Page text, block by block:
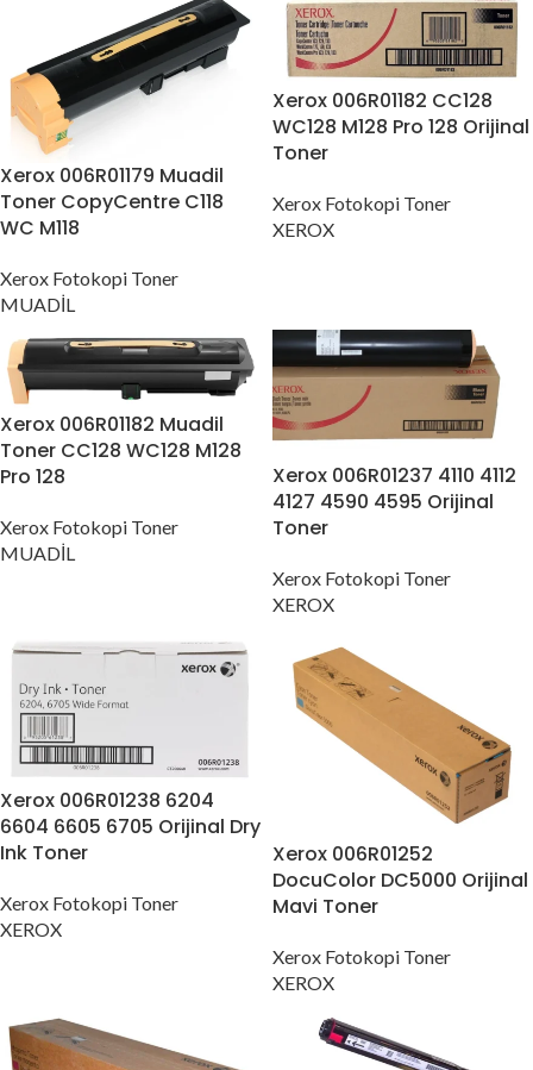
Xerox 006R01179 Muadil
Toner CopyCentre C118
WC M118
Xerox Fotokopi Toner
MUADİL
Xerox 006R01182 CC128
WC128 M128 Pro 128 Orijinal
Toner
Xerox Fotokopi Toner
XEROX
Xerox 006R01182 Muadil
Toner CC128 WC128 M128
Pro 128
Xerox Fotokopi Toner
MUADİL
Xerox 006R01237 4110 4112
4127 4590 4595 Orijinal
Toner
Xerox Fotokopi Toner
XEROX
Xerox 006R01238 6204
6604 6605 6705 Orijinal Dry
Ink Toner
Xerox Fotokopi Toner
XEROX
Xerox 006R01252
DocuColor DC5000 Orijinal
Mavi Toner
Xerox Fotokopi Toner
XEROX